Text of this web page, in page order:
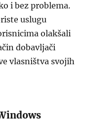
i bez problema.
uslugu
olakšali
dobavljači
vlasništva svojih